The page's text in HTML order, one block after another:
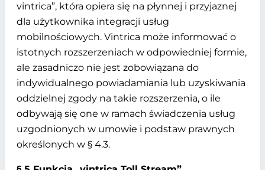
vintrica”, która opiera się na płynnej i przyjaznej
dla użytkownika integracji usług
mobilnościowych. Vintrica może informować o
istotnych rozszerzeniach w odpowiedniej formie,
ale zasadniczo nie jest zobowiązana do
indywidualnego powiadamiania lub uzyskiwania
oddzielnej zgody na takie rozszerzenia, o ile
odbywają się one w ramach świadczenia usług
uzgodnionych w umowie i podstaw prawnych
określonych w § 4.3.